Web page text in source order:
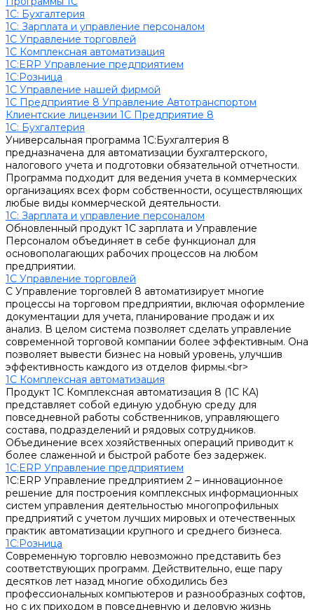
1C: Бухгалтерия
1С: Зарплата и управление персоналом
1С Управление торговлей
1С Комплексная автоматизация
1С:ERP Управление предприятием
1С:Розница
1С Управление нашей фирмой
1С Предприятие 8 Управление Автотранспортом
Клиентские лицензии 1С Предприятие 8
1C: Бухгалтерия
Универсальная программа 1С:Бухгалтерия 8
предназначена для автоматизации бухгалтерского,
налогового учета и подготовки обязательной отчетности.
Программа подходит для ведения учета в коммерческих
организациях всех форм собственности, осуществляющих
любые виды коммерческой деятельности.
1С: Зарплата и управление персоналом
Обновленный продукт 1С зарплата и Управление
Персоналом объединяет в себе функционал для
основополагающих рабочих процессов на любом
предприятии.
1С Управление торговлей
С Управление торговлей 8 автоматизирует многие
процессы на торговом предприятии, включая оформление
документации для учета, планирование продаж и их
анализ. В целом система позволяет сделать управление
современной торговой компании более эффективным. Она
позволяет вывести бизнес на новый уровень, улучшив
эффективность каждого из отделов фирмы.<br>
1С Комплексная автоматизация
Продукт 1С Комплексная автоматизация 8 (1С КА)
представляет собой единую удобную среду для
повседневной работы собственников, управляющего
состава, подразделений и рядовых сотрудников.
Объединение всех хозяйственных операций приводит к
более слаженной и быстрой работе без задержек.
1С:ERP Управление предприятием
1С:ERP Управление предприятием 2 – инновационное
решение для построения комплексных информационных
систем управления деятельностью многопрофильных
предприятий с учетом лучших мировых и отечественных
практик автоматизации крупного и среднего бизнеса.
1С:Розница
Современную торговлю невозможно представить без
соответствующих программ. Действительно, еще пару
десятков лет назад многие обходились без
профессиональных компьютеров и разнообразных софтов,
но с их приходом в повседневную и деловую жизнь